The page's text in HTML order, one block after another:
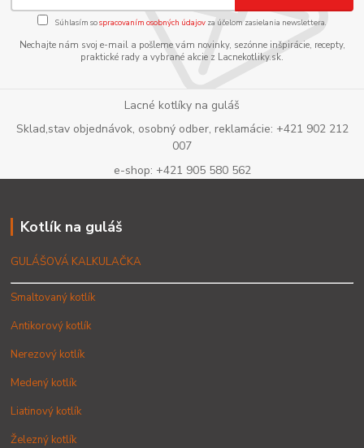
Súhlasím sospracovaním osobných údajov za účelom zasielania newslettera.
Nechajte nám svoj e-mail a pošleme vám novinky, sezónne inšpirácie, recepty,
praktické rady a vybrané akcie z Lacnekotliky.sk.
Lacné kotlíky na guláš
Sklad,stav objednávok, osobný odber, reklamácie: +421 902 212
007
e-shop: +421 905 580 562
Kotlík na guláš
GULÁŠOVÁ KALKULAČKA
Smaltovaný kotlík
Antikorový kotlík
Nerezový kotlík
Medený kotlík
Liatinový kotlík
Železný kotlík